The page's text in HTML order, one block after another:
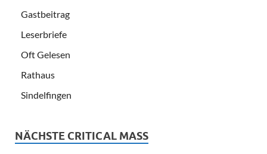
Gastbeitrag
Leserbriefe
Oft Gelesen
Rathaus
Sindelfingen
NÄCHSTE CRITICAL MASS